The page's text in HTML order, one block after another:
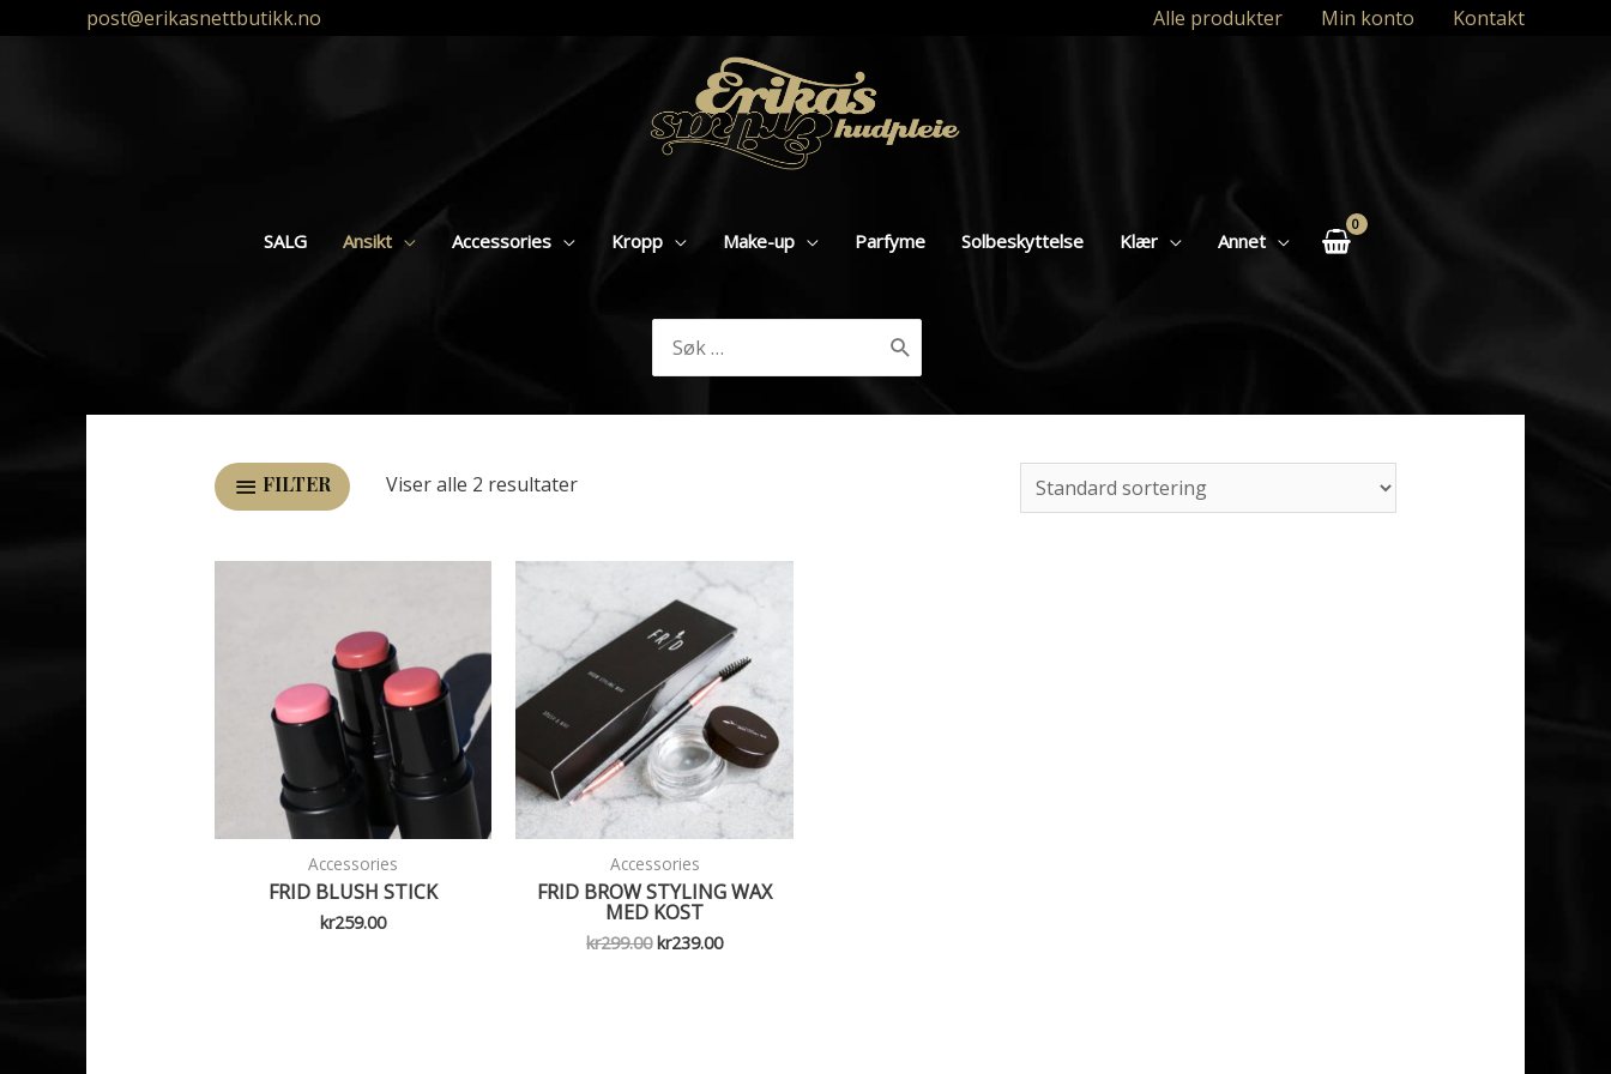
post@erikasnettbutikk.no Alle produkter Min konto Kontakt
SALG Ansikt Accessories Kropp Make-up Parfyme Solbeskyttelse Klær Annet
etter:
FILTER Viser alle 2 resultater
Accessories
FRID BLUSH STICK
kr259.00
Accessories
FRID BROW STYLING WAX
MED KOST
kr299.00 Opprinnelig
kr239.00Nåværende